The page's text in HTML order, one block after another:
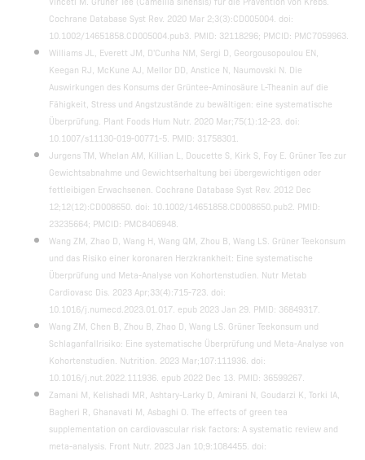
Cochrane Database Syst Rev. 2020 Mar 2;3(3):CD005004. doi:
10.1002/14651858.CD005004.pub3. PMID: 32118296; PMCID: PMC7059963.
Williams JL, Everett JM, D'Cunha NM, Sergi D, Georgousopoulou EN,
Keegan RJ, McKune AJ, Mellor DD, Anstice N, Naumovski N. Die
Auswirkungen des Konsums der Grüntee-Aminosäure L-Theanin auf die
Fähigkeit, Stress und Angstzustände zu bewältigen: eine systematische
Überprüfung. Plant Foods Hum Nutr. 2020 Mar;75(1):12-23. doi:
10.1007/s11130-019-00771-5. PMID: 31758301.
Jurgens TM, Whelan AM, Killian L, Doucette S, Kirk S, Foy E. Grüner Tee zur
Gewichtsabnahme und Gewichtserhaltung bei übergewichtigen oder
fettleibigen Erwachsenen. Cochrane Database Syst Rev. 2012 Dec
12;12(12):CD008650. doi: 10.1002/14651858.CD008650.pub2. PMID:
23235664; PMCID: PMC8406948.
Wang ZM, Zhao D, Wang H, Wang QM, Zhou B, Wang LS. Grüner Teekonsum
und das Risiko einer koronaren Herzkrankheit: Eine systematische
Überprüfung und Meta-Analyse von Kohortenstudien. Nutr Metab
Cardiovasc Dis. 2023 Apr;33(4):715-723. doi:
10.1016/j.numecd.2023.01.017. epub 2023 Jan 29. PMID: 36849317.
Wang ZM, Chen B, Zhou B, Zhao D, Wang LS. Grüner Teekonsum und
Schlaganfallrisiko: Eine systematische Überprüfung und Meta-Analyse von
Kohortenstudien. Nutrition. 2023 Mar;107:111936. doi:
10.1016/j.nut.2022.111936. epub 2022 Dec 13. PMID: 36599267.
Zamani M, Kelishadi MR, Ashtary-Larky D, Amirani N, Goudarzi K, Torki IA,
Bagheri R, Ghanavati M, Asbaghi O. The effects of green tea
supplementation on cardiovascular risk factors: A systematic review and
meta-analysis. Front Nutr. 2023 Jan 10;9:1084455. doi: